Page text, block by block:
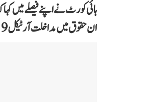
ہائی کورٹ نے اپنے فیصلے میں
ان حقوق میں مداخلت آرٹیکل 19 اور 21 کی خلاف ورزی مانی جائے گی۔